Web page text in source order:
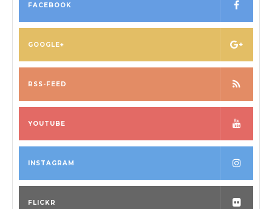
FACEBOOK
GOOGLE+
RSS-FEED
YOUTUBE
INSTAGRAM
FLICKR